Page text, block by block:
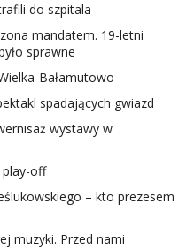
do szpitala
mandatem. 19-letni
sprawne
Bałamutowo
spadających gwiazd
wystawy w
play-off
– kto prezesem
muzyki. Przed nami